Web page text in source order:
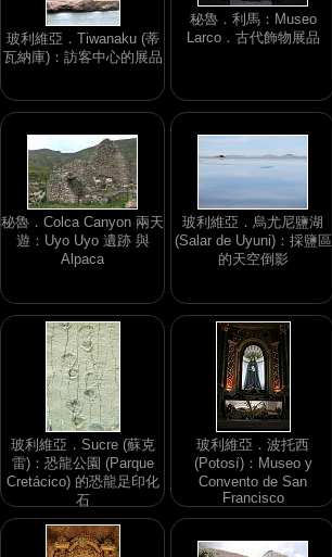
玻利維亞．Tiwanaku (蒂
瓦納庫)：訪客中心的展品
秘魯．利馬：Museo
Larco．古代飾物展品
秘魯．Colca Canyon 兩天
遊：Uyo Uyo 遺跡 與
Alpaca
玻利維亞．烏尤尼鹽湖
(Salar de Uyuni)：採鹽區
的天空倒影
玻利維亞．Sucre (蘇克
雷)：恐龍公園 (Parque
Cretácico) 的恐龍足印化
石
玻利維亞．波托西
(Potosí)：Museo y
Convento de San
Francisco